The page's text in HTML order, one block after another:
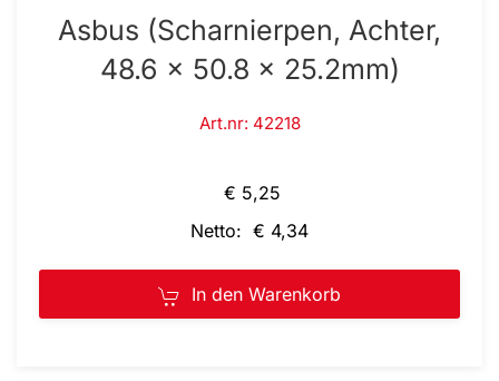
Asbus (Scharnierpen, Achter,
48.6 x 50.8 x 25.2mm)
Art.nr: 42218
€ 5,25
Netto: € 4,34
In den Warenkorb